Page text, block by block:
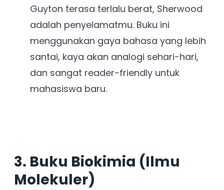
Guyton terasa terlalu berat, Sherwood
adalah penyelamatmu. Buku ini
menggunakan gaya bahasa yang lebih
santai, kaya akan analogi sehari-hari,
dan sangat reader-friendly untuk
mahasiswa baru.
3. Buku Biokimia (Ilmu
Molekuler)